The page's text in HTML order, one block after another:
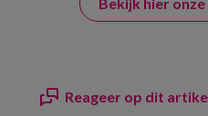
Reageer op dit